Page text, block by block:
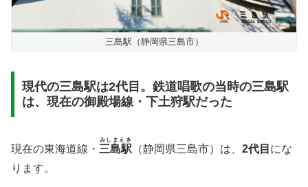
三島駅（静岡県三島市）
現代の三島駅は2代目。鉄道唱歌の当時の三島駅
は、現在の御殿場線・下土狩駅だった
現在の東海道線・ 三島駅
みしまえき
（静岡県三島市）は、 2代目 にな
ります。